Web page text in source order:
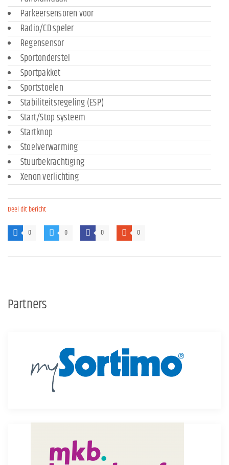
Parkeersensoren voor
Radio/CD speler
Regensensor
Sportonderstel
Sportpakket
Sportstoelen
Stabiliteitsregeling (ESP)
Start/Stop systeem
Startknop
Stoelverwarming
Stuurbekrachtiging
Xenon verlichting
Deel dit bericht
0 0 0 0
Partners